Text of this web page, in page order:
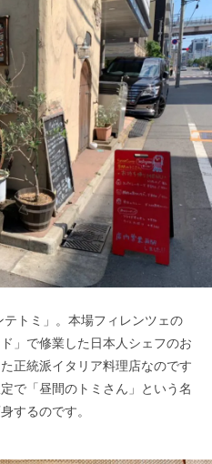
トミ」。本場フィレンツェの
」で修業した日本人シェフのお
正統派イタリア料理店なのです
で「昼間のトミさん」という名
するのです。